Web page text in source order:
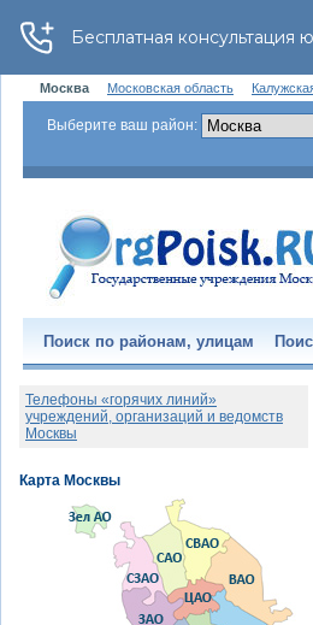
Москва Московская область
Выберите ваш район:
Поиск по районам, улицам
Телефоны «горячих линий»
учреждений, организаций и ведомств
Москвы